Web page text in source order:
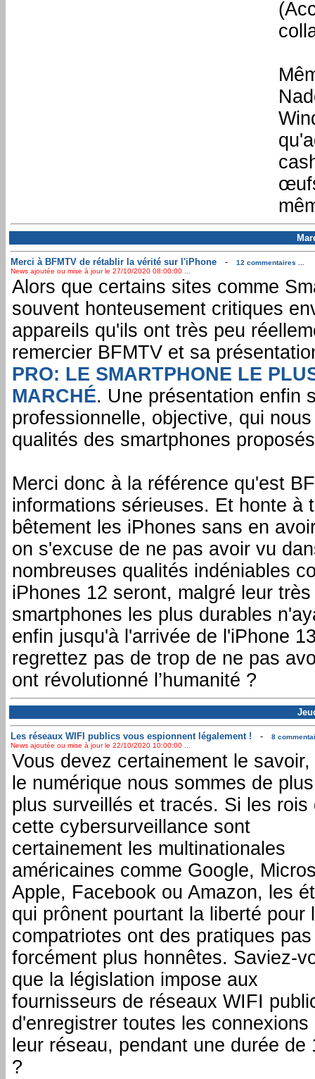
Merci à BFMTV de rétablir la vérité sur l'iPhone -
12 commentaires ...
News ajoutée ou mise à jour le 27/10/2020 08:00:00 ...
Alors que certains sites comme
souvent honteusement critiques
appareils qu'ils ont très peu
remercier BFMTV et sa
PRO: LE SMARTPHONE LE
MARCHÉ. Une présentation enfin
professionnelle, objective, qui
qualités des smartphones
Merci donc à la référence qu'est
informations sérieuses. Et honte à
bêtement les iPhones sans en
on s'excuse de ne pas avoir vu
nombreuses qualités indéniables
iPhones 12 seront, malgré leur
smartphones les plus durables
enfin jusqu'à l'arrivée de l'iPhone
regrettez pas de trop de ne pas
ont révolutionné l’humanité ?
Les réseaux WIFI publics vous espionnent légalement ! -
8
News ajoutée ou mise à jour le 22/10/2020 10:00:00 ...
Vous devez certainement le
le numérique nous sommes de
plus surveillés et tracés. Si les rois
cette cybersurveillance sont
certainement les multinationales
américaines comme Google,
Apple, Facebook ou Amazon, les
qui prônent pourtant la liberté pour
compatriotes ont des pratiques pas
forcément plus honnêtes. Saviez-
que la législation impose aux
fournisseurs de réseaux WIFI
d'enregistrer toutes les connexions
leur réseau, pendant une durée de
?